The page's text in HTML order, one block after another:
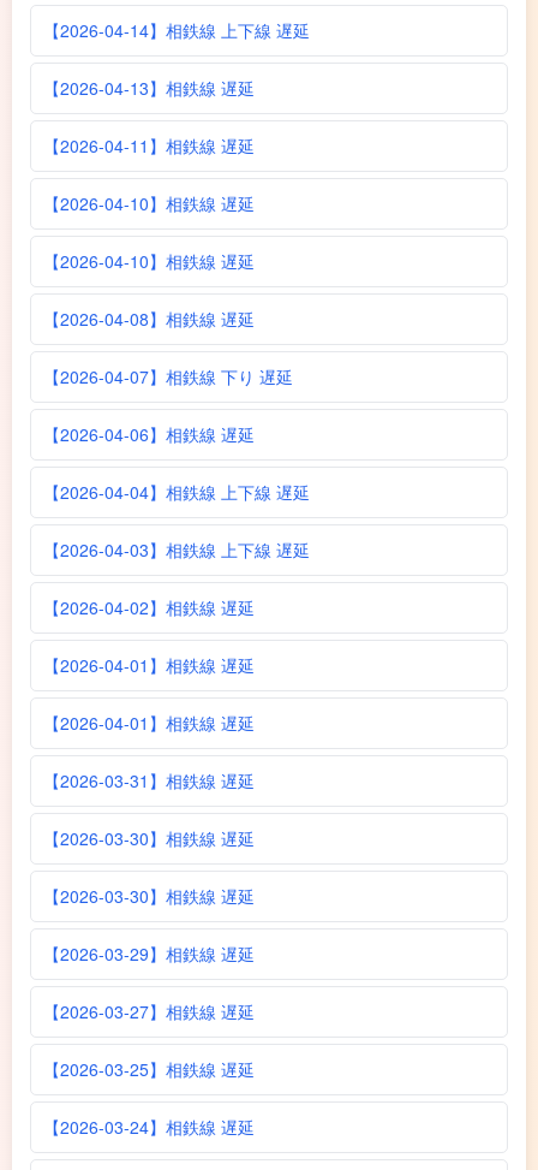
【2026-04-14】相鉄線 上下線 遅延
【2026-04-13】相鉄線 遅延
【2026-04-11】相鉄線 遅延
【2026-04-10】相鉄線 遅延
【2026-04-10】相鉄線 遅延
【2026-04-08】相鉄線 遅延
【2026-04-07】相鉄線 下り 遅延
【2026-04-06】相鉄線 遅延
【2026-04-04】相鉄線 上下線 遅延
【2026-04-03】相鉄線 上下線 遅延
【2026-04-02】相鉄線 遅延
【2026-04-01】相鉄線 遅延
【2026-04-01】相鉄線 遅延
【2026-03-31】相鉄線 遅延
【2026-03-30】相鉄線 遅延
【2026-03-30】相鉄線 遅延
【2026-03-29】相鉄線 遅延
【2026-03-27】相鉄線 遅延
【2026-03-25】相鉄線 遅延
【2026-03-24】相鉄線 遅延